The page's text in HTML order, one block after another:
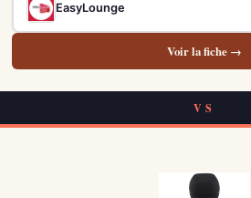
EasyLounge
Voir la fiche →
VS